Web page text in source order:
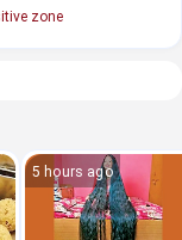
zone
5 hours ago